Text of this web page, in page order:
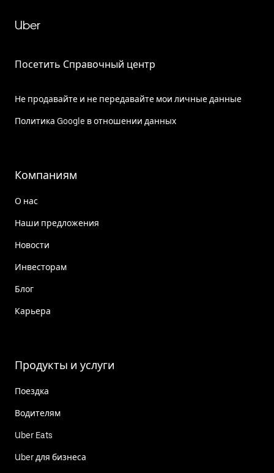
Uber
Посетить Справочный центр
Не продавайте и не передавайте мои личные данные
Политика Google в отношении данных
Компаниям
О нас
Наши предложения
Новости
Инвесторам
Блог
Карьера
Продукты и услуги
Поездка
Водителям
Uber Eats
Uber для бизнеса